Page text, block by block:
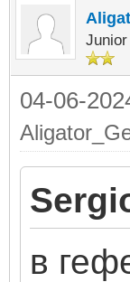
04-06-
в